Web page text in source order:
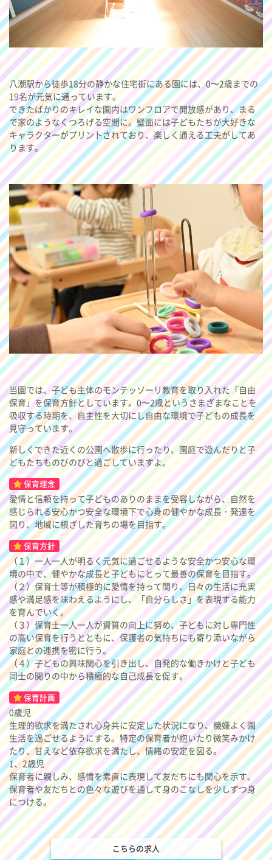
八潮駅から徒歩18分の静かな住宅街にある園には、0〜2歳までの
19名が元気に通っています。
できたばかりのキレイな園内はワンフロアで開放感があり、まる
で家のようなくつろげる空間に。壁面には子どもたちが大好きな
キャラクターがプリントされており、楽しく通える工夫がしてあ
ります。
当園では、子ども主体のモンテッソーリ教育を取り入れた「自由
保育」を保育方針としています。0〜2歳というさまざまなことを
吸収する時期を、自主性を大切にし自由な環境で子どもの成長を
見守っています。
新しくできた近くの公園へ散歩に行ったり、園庭で遊んだりと子
どもたちものびのびと過ごしていますよ。
保育理念
愛情と信頼を持って子どものありのままを受容しながら、自然を
感じられる安心かつ安全な環境下で心身の健やかな成長・発達を
図り、地域に根ざした育ちの場を目指す。
保育方針
（１）一人一人が明るく元気に過ごせるような安全かつ安心な環
境の中で、健やかな成長と子どもにとって最善の保育を目指す。
（２）保育士等が積極的に愛情を持って関り、日々の生活に充実
感や満足感を味わえるようにし、「自分らしさ」を表現する能力
を育んでいく。
（３）保育士一人一人が資質の向上に努め、子どもに対し専門性
の高い保育を行うとともに、保護者の気持ちにも寄り添いながら
家庭との連携を密に行う。
（４）子どもの興味関心を引き出し、自発的な働きかけと子ども
同士の関りの中から積極的な自己成長を促す。
保育計画
0歳児
生理的欲求を満たされ心身共に安定した状況になり、機嫌よく園
生活を過ごせるようにする。特定の保育者が抱いたり微笑みかけ
たり、甘えなど依存欲求を満たし、情緒の安定を図る。
1、2歳児
保育者に親しみ、感情を素直に表現して友だちにも関心を示す。
保育者や友だちとの色々な遊びを通して身のこなしを少しずつ身
につける。
こちらの求人